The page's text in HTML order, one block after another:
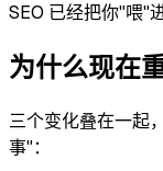
SEO 已经把你"喂"
为什么现在
三个变化叠在一起
事"：